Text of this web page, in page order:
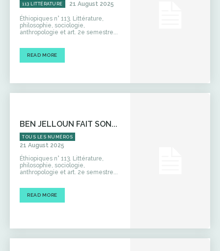
113 LITTÉRATURE 21 August 2025
Éthiopiques n° 113. Littérature,
philosophie, sociologie,
anthropologie et art. 2e semestre...
READ MORE
BEN JELLOUN FAIT SON...
TOUS LES NUMÉROS
21 August 2025
Éthiopiques n° 113. Littérature,
philosophie, sociologie,
anthropologie et art. 2e semestre...
READ MORE